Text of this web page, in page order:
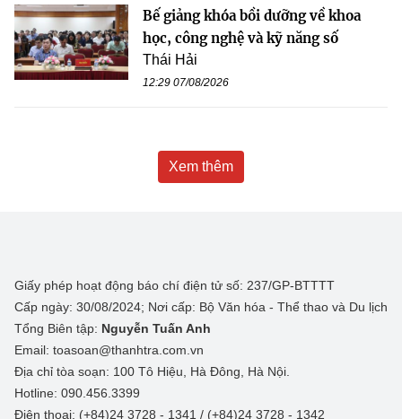
Bế giảng khóa bồi dưỡng về khoa
học, công nghệ và kỹ năng số
Thái Hải
12:29 07/08/2026
Xem thêm
Giấy phép hoạt động báo chí điện tử số: 237/GP-BTTTT
Cấp ngày: 30/08/2024; Nơi cấp: Bộ Văn hóa - Thể thao và Du lịch
Tổng Biên tập: Nguyễn Tuấn Anh
Email: toasoan@thanhtra.com.vn
Địa chỉ tòa soạn: 100 Tô Hiệu, Hà Đông, Hà Nội.
Hotline: 090.456.3399
Điện thoại: (+84)24 3728 - 1341 / (+84)24 3728 - 1342